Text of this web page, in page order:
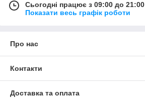
Сьогодні працює з 09:00 до 21:00
Показати весь графік роботи
Про нас
Контакти
Доставка та оплата